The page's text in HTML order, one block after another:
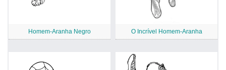
Homem-Aranha Negro O Incrível Homem-Aranha